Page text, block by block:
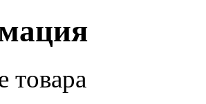
товара